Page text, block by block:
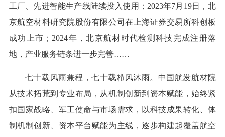
工厂、先进智能生产线陆续投入使用；2023年7月19日，北
京航空材料研究院股份有限公司在上海证券交易所科创板
成功上市；2024年，北京航材时代检测科技完成注册落
地，产业服务链条进一步完善……
七十载风雨兼程，七十载栉风沐雨。中国航发航材院
从技术拓荒到专业布局，从机制创新到资本赋能，始终紧
扣国家战略、军工使命与市场需求，以科技成果转化、体
制机制创新、资本平台赋能为主线，逐步构建起覆盖航空